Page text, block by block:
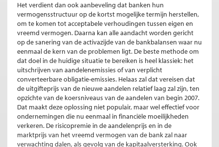
Het verdient dan ook aanbeveling dat banken hun
vermogensstructuur op de kortst mogelijke termijn herstellen,
om te komen tot acceptabele verhoudingen tussen eigen en
vreemd vermogen. Daarna kan alle aandacht worden gericht
op de sanering van de activazijde van de bankbalansen waar nu
eenmaal de kern van de problemen ligt. De beste methode om
dat doel in de huidige situatie te bereiken is heel klassiek: het
uitschrijven van aandelenemissies of van verplicht
converteerbare obligatie-emissies. Helaas zal dat vereisen dat
de uitgifteprijs van de nieuwe aandelen relatief laag zal zijn, ten
opzichte van de koersniveaus van de aandelen van begin 2007.
Dat maakt deze oplossing niet populair, maar wel effectief voor
ondernemingen die nu eenmaal in financiële moeilijkheden
verkeren. De risicopremie in de aandelenprijs en in de
marktprijs van het vreemd vermogen van de bank zal naar
verwachting dalen, als gevolg van de kapitaalversterking. Ook